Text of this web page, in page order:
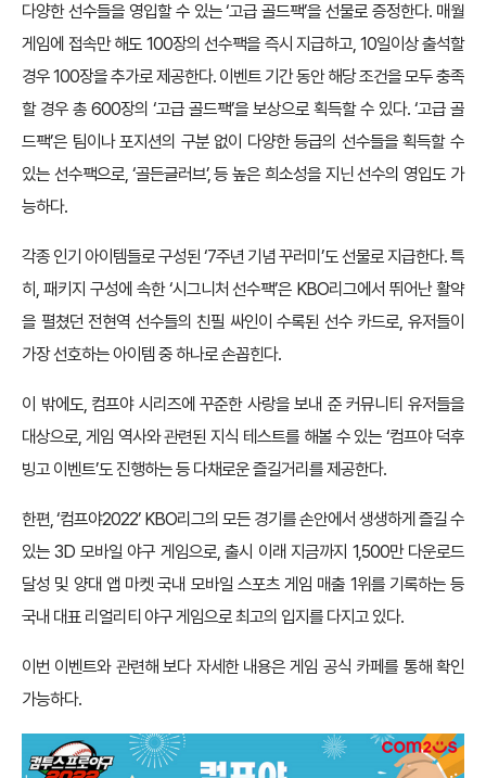
다양한 선수들을 영입할 수 있는 ‘고급 골드팩’을 선물로 증정한다. 매월
게임에 접속만 해도 100장의 선수팩을 즉시 지급하고, 10일이상 출석할
경우 100장을 추가로 제공한다. 이벤트 기간 동안 해당 조건을 모두 충족
할 경우 총 600장의 ‘고급 골드팩’을 보상으로 획득할 수 있다. ‘고급 골
드팩’은 팀이나 포지션의 구분 없이 다양한 등급의 선수들을 획득할 수
있는 선수팩으로, ‘골든글러브’, 등 높은 희소성을 지닌 선수의 영입도 가
능하다.
각종 인기 아이템들로 구성된 ‘7주년 기념 꾸러미’도 선물로 지급한다. 특
히, 패키지 구성에 속한 ‘시그니처 선수팩’은 KBO리그에서 뛰어난 활약
을 펼쳤던 전현역 선수들의 친필 싸인이 수록된 선수 카드로, 유저들이
가장 선호하는 아이템 중 하나로 손꼽힌다.
이 밖에도, 컴프야 시리즈에 꾸준한 사랑을 보내 준 커뮤니티 유저들을
대상으로, 게임 역사와 관련된 지식 테스트를 해볼 수 있는 ‘컴프야 덕후
빙고 이벤트’도 진행하는 등 다채로운 즐길거리를 제공한다.
한편, ‘컴프야2022’ KBO리그의 모든 경기를 손안에서 생생하게 즐길 수
있는 3D 모바일 야구 게임으로, 출시 이래 지금까지 1,500만 다운로드
달성 및 양대 앱 마켓 국내 모바일 스포츠 게임 매출 1위를 기록하는 등
국내 대표 리얼리티 야구 게임으로 최고의 입지를 다지고 있다.
이번 이벤트와 관련해 보다 자세한 내용은 게임 공식 카페를 통해 확인
가능하다.